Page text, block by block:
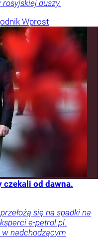
duszy.
Wprost
czekali od dawna.
się na spadki na
e-petrol.pl.
nadchodzącym